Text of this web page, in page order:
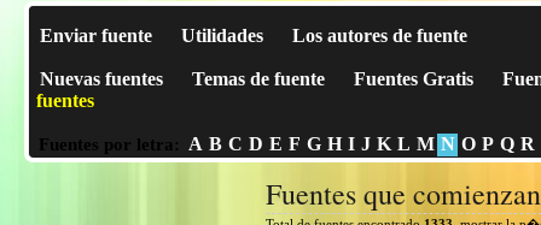
Enviar fuente Utilidades Los autores de fuente
Nuevas fuentes Temas de fuente Fuentes Gratis
fuentes
Fuentes por letra: A B C D E F G H I J K L M N O P Q R
Fuentes que